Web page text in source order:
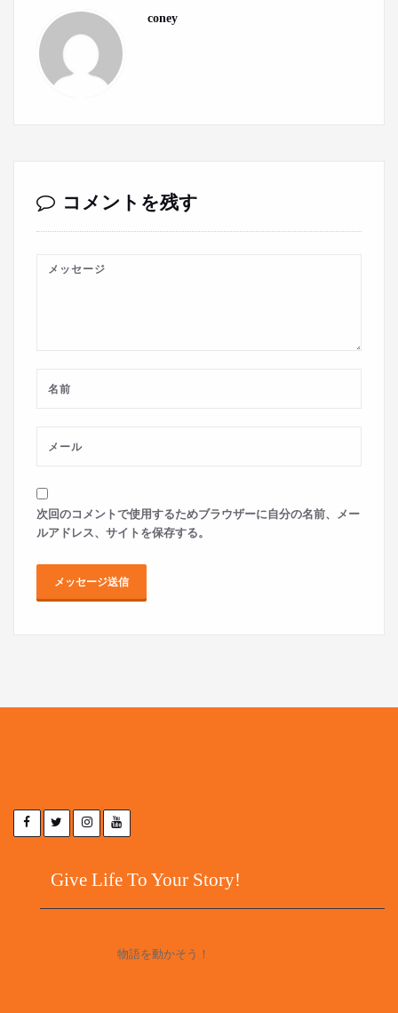
coney
コメントを残す
次回のコメントで使用するためブラウザーに自分の名前、メー
ルアドレス、サイトを保存する。
Give Life To Your Story!
物語を動かそう！